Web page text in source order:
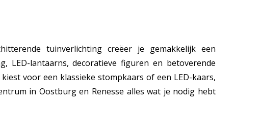
tuinverlichting creëer je gemakkelijk een
LED-lantaarns, decoratieve figuren en betoverende
voor een klassieke stompkaars of een LED-kaars,
in Oostburg en Renesse alles wat je nodig hebt